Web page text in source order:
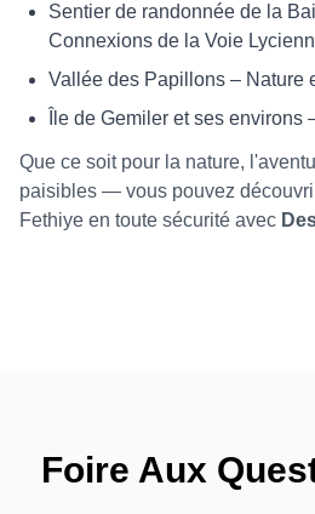
Sentier de randonnée de la
Connexions de la Voie
Vallée des Papillons – Nature
Île de Gemiler et ses
Que ce soit pour la nature,
paisibles — vous pouvez
Fethiye en toute sécurité avec
Foire Aux